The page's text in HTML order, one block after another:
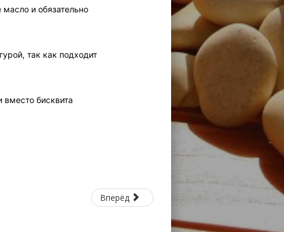
и обязательно
так как подходит
бисквита
Вперёд